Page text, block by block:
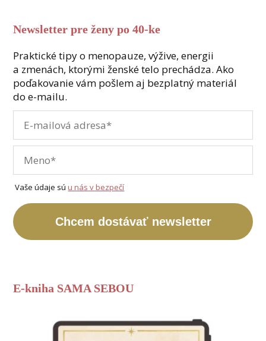
Newsletter pre ženy po 40-ke
Praktické tipy o menopauze, výžive, energii
a zmenách, ktorými ženské telo prechádza. Ako
poďakovanie vám pošlem aj bezplatný materiál
do e-mailu.
Vaše údaje súu nás v bezpečí
Chcem dostávať newsletter
E-kniha SAMA SEBOU